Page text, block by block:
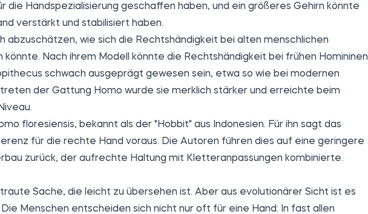
die Handspezialisierung geschaffen haben, und ein größeres Gehirn könnte
verstärkt und stabilisiert haben.
abzuschätzen, wie sich die Rechtshändigkeit bei alten menschlichen
Nach ihrem Modell könnte die Rechtshändigkeit bei frühen Homininen
schwach ausgeprägt gewesen sein, etwa so wie bei modernen
der Gattung Homo wurde sie merklich stärker und erreichte beim
floresiensis, bekannt als der "Hobbit" aus Indonesien. Für ihn sagt das
für die rechte Hand voraus. Die Autoren führen dies auf eine geringere
zurück, der aufrechte Haltung mit Kletteranpassungen kombinierte.
Sache, die leicht zu übersehen ist. Aber aus evolutionärer Sicht ist es
Menschen entscheiden sich nicht nur oft für eine Hand: In fast allen